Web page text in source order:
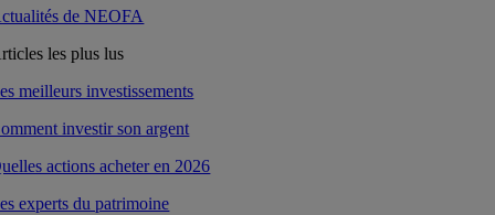
de NEOFA
les plus lus
meilleurs investissements
investir son argent
actions acheter en 2026
experts du patrimoine